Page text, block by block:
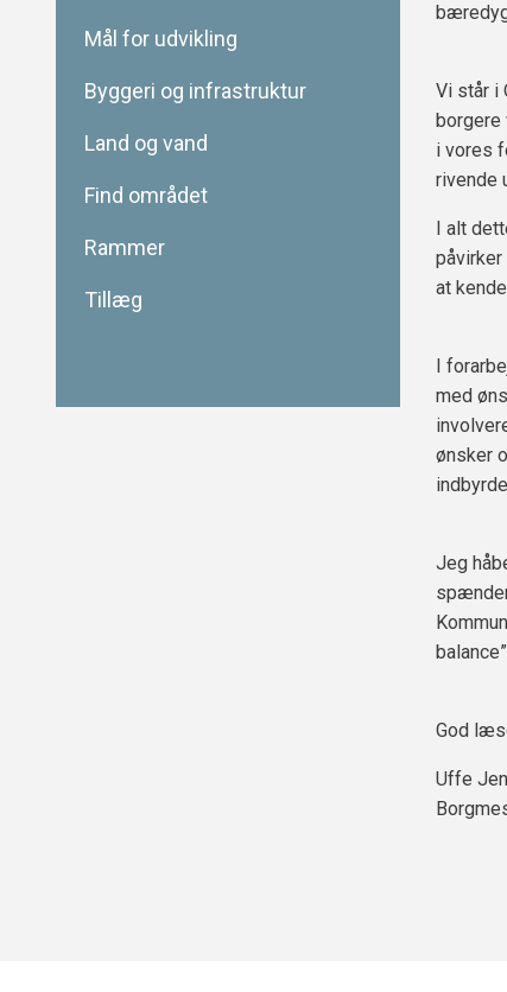
Mål for udvikling
Byggeri og infrastruktur
Land og vand
Find området
Rammer
Tillæg
Vi står i
i vores
rivende
I alt
at
I
med
ønsker
Jeg
God
Uffe